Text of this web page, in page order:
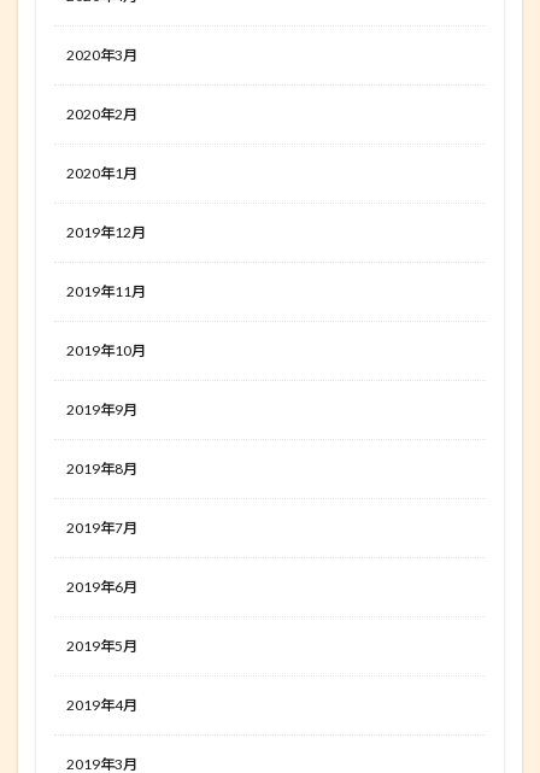
2020年3月
2020年2月
2020年1月
2019年12月
2019年11月
2019年10月
2019年9月
2019年8月
2019年7月
2019年6月
2019年5月
2019年4月
2019年3月